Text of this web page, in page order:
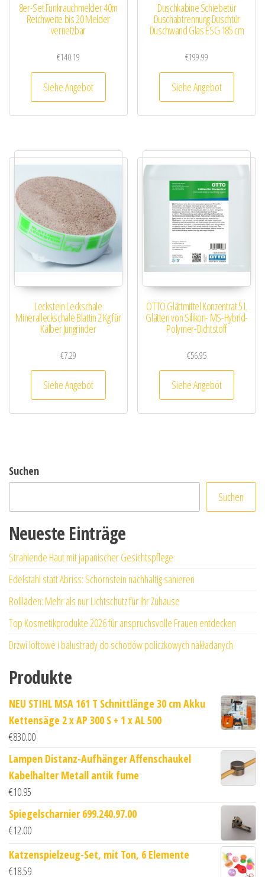
8er-Set Funkrauchmelder 40m
Reichweite bis 20 Melder
vernetzbar
€140.19
Siehe Angebot
Duschkabine Schiebetür
Duschabtrennung Duschtür
Duschwand Glas ESG 185 cm
€199.99
Siehe Angebot
Leckstein Leckschale
Mineralleckschale Blattin 2 Kg für
Kälber Jungrinder
€7.29
Siehe Angebot
OTTO Glättmittel Konzentrat 5 L
Glätten von Silikon- MS-Hybrid-
Polymer-Dichtstoff
€56.95
Siehe Angebot
Suchen
Suchen
Neueste Einträge
Strahlende Haut mit japanischer Gesichtspflege
Edelstahl statt Abriss: Schornstein nachhaltig sanieren
Rollläden: Mehr als nur Lichtschutz für Ihr Zuhause
Top Kosmetikprodukte 2026 für anspruchsvolle Frauen entdecken
Drzwi loftowe i balustrady do schodów policzkowych nakładanych
Produkte
NEU STIHL MSA 161 T Schnittlänge 30 cm Akku
Kettensäge 2 x AP 300 S + 1 x AL 500
€830.00
Lampen Distanz-Aufhänger Affenschaukel
Kabelhalter Metall antik fume
€10.95
Spiegelscharnier 699.240.97.00
€12.00
Katzenspielzeug-Set, mit Ton, 6 Elemente
€18.59